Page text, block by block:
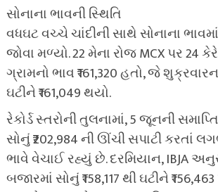
સોનાના ભાવની સ્થિતિ
વધઘટ વચ્ચે ચાંદીની સાથે સોનાના
જોવા મળ્યો. 22 મેના રોજ MCX પર 24
ગ્રામનો ભાવ ₹161,320 હતો, જે
ઘટીને ₹161,049 થયો.
રેકોર્ડ સ્તરોની તુલનામાં, 5 જૂનની
સોનું ₹202,984 ની ઊંચી સપાટી કરતાં
ભાવે વેચાઈ રહ્યું છે. દરમિયાન, IBJA
બજારમાં સોનું ₹158,117 થી ઘટીને